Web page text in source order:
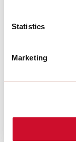
Statistics
Marketing
Pantalla